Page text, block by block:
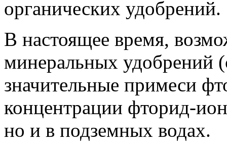
органических удобрений.
В настоящее время,
минеральных удобрений
значительные примеси
концентрации фторид-
но и в подземных водах.